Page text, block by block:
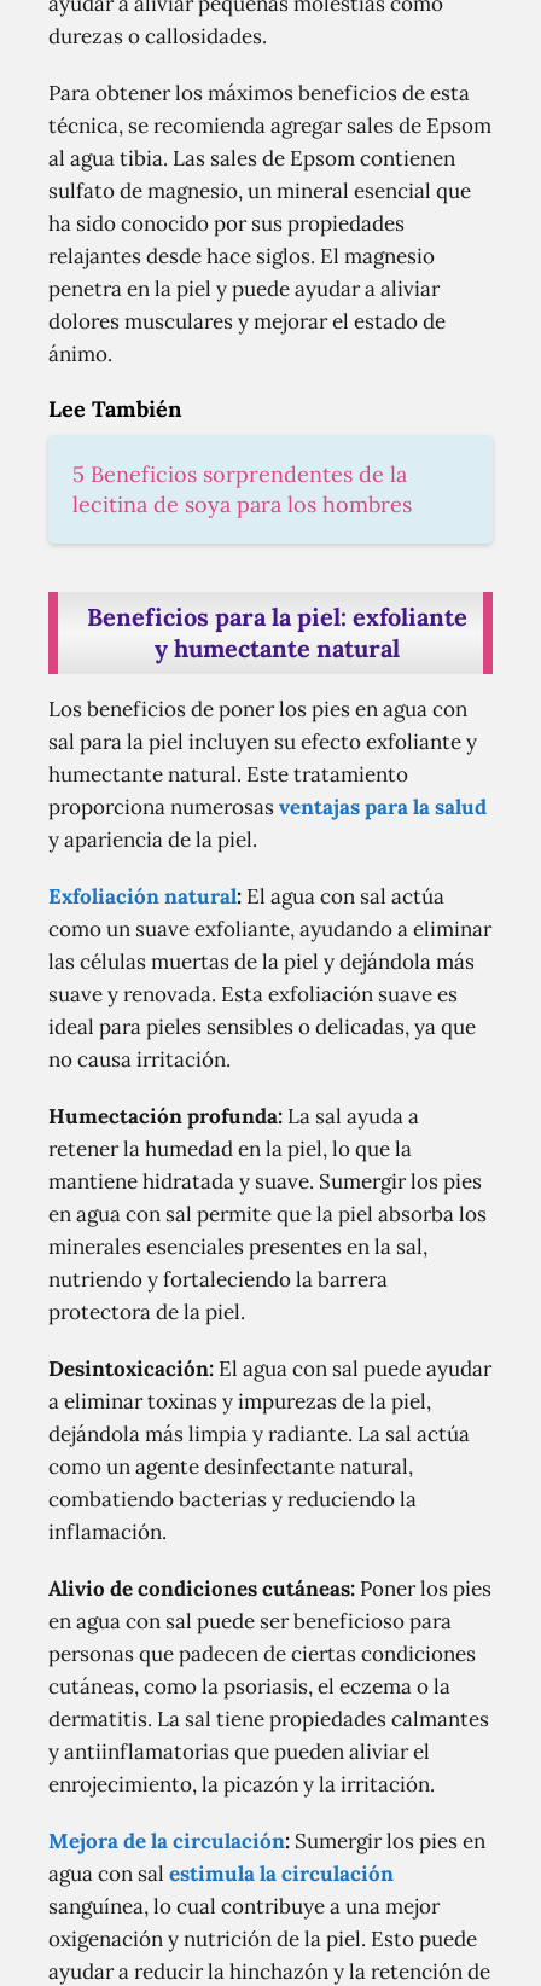
durezas o callosidades.
Para obtener los máximos beneficios de esta
técnica, se recomienda agregar sales de Epsom
al agua tibia. Las sales de Epsom contienen
sulfato de magnesio, un mineral esencial que
ha sido conocido por sus propiedades
relajantes desde hace siglos. El magnesio
penetra en la piel y puede ayudar a aliviar
dolores musculares y mejorar el estado de
ánimo.
Lee También
5 Beneficios sorprendentes de la
lecitina de soya para los hombres
Beneficios para la piel: exfoliante
y humectante natural
Los beneficios de poner los pies en agua con
sal para la piel incluyen su efecto exfoliante y
humectante natural. Este tratamiento
proporciona numerosasventajas para la salud
y apariencia de la piel.
Exfoliación natural: El agua con sal actúa
como un suave exfoliante, ayudando a eliminar
las células muertas de la piel y dejándola más
suave y renovada. Esta exfoliación suave es
ideal para pieles sensibles o delicadas, ya que
no causa irritación.
Humectación profunda: La sal ayuda a
retener la humedad en la piel, lo que la
mantiene hidratada y suave. Sumergir los pies
en agua con sal permite que la piel absorba los
minerales esenciales presentes en la sal,
nutriendo y fortaleciendo la barrera
protectora de la piel.
Desintoxicación: El agua con sal puede ayudar
a eliminar toxinas y impurezas de la piel,
dejándola más limpia y radiante. La sal actúa
como un agente desinfectante natural,
combatiendo bacterias y reduciendo la
inflamación.
Alivio de condiciones cutáneas: Poner los pies
en agua con sal puede ser beneficioso para
personas que padecen de ciertas condiciones
cutáneas, como la psoriasis, el eczema o la
dermatitis. La sal tiene propiedades calmantes
y antiinflamatorias que pueden aliviar el
enrojecimiento, la picazón y la irritación.
Mejora de la circulación: Sumergir los pies en
agua con sal estimula la circulación
sanguínea, lo cual contribuye a una mejor
oxigenación y nutrición de la piel. Esto puede
ayudar a reducir la hinchazón y la retención de